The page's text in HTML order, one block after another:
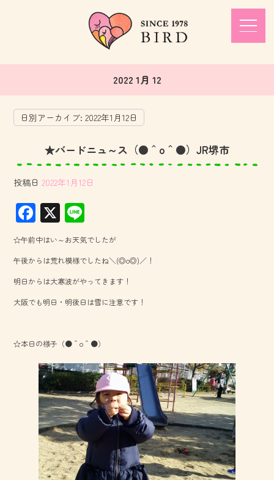
2022 1月 12
日別アーカイブ:2022年1月12日
★バードニュ～ス（●＾o＾●）JR堺市
投稿日 2022年1月12日
F
ac
e
b
o
ok
X
ne
☆午前中はい～お天気でしたが
午後からは荒れ模様でしたね＼(◎o◎)／！
明日からは大寒波がやってきます！
大阪でも明日・明後日は雪に注意です！
☆本日の様子（●＾o＾●）